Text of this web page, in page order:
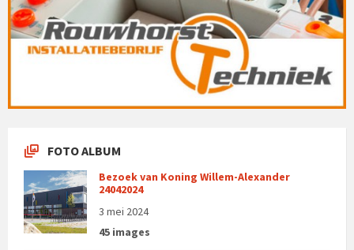
FOTO ALBUM
Bezoek van Koning Willem-Alexander
24042024
3 mei 2024
45 images